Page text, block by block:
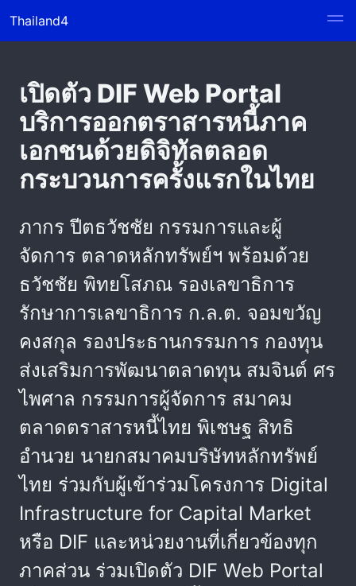
Thailand4
เปิดตัว DIF Web Portal
บริการออกตราสารหนี้ภาค
เอกชนด้วยดิจิทัลตลอด
กระบวนการครั้งแรกในไทย
ภากร ปีตธวัชชัย กรรมการและผู้
จัดการ ตลาดหลักทรัพย์ฯ พร้อมด้วย
ธวัชชัย พิทยโสภณ รองเลขาธิการ
รักษาการเลขาธิการ ก.ล.ต. จอมขวัญ
คงสกุล รองประธานกรรมการ กองทุน
ส่งเสริมการพัฒนาตลาดทุน สมจินต์ ศร
ไพศาล กรรมการผู้จัดการ สมาคม
ตลาดตราสารหนี้ไทย พิเชษฐ สิทธิ
อำนวย นายกสมาคมบริษัทหลักทรัพย์
ไทย ร่วมกับผู้เข้าร่วมโครงการ Digital
Infrastructure for Capital Market
หรือ DIF และหน่วยงานที่เกี่ยวข้องทุก
ภาคส่วน ร่วมเปิดตัว DIF Web Portal